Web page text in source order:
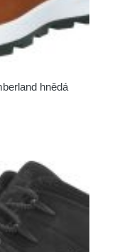
hnědá